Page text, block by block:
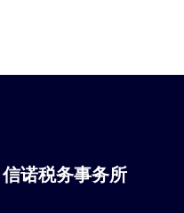
信诺税务事务所